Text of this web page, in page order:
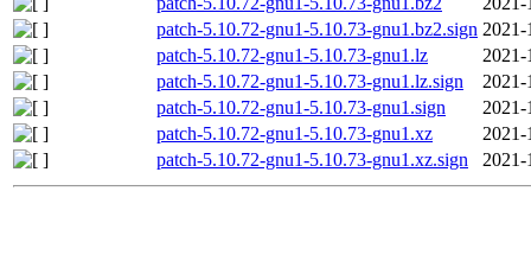
patch-5.10.72-gnu1-5.10.73-gnu1.bz2.sign 2021-
patch-5.10.72-gnu1-5.10.73-gnu1.lz
2021-
patch-5.10.72-gnu1-5.10.73-gnu1.lz.sign
2021-
patch-5.10.72-gnu1-5.10.73-gnu1.sign
2021-
patch-5.10.72-gnu1-5.10.73-gnu1.xz
2021-
patch-5.10.72-gnu1-5.10.73-gnu1.xz.sign
2021-